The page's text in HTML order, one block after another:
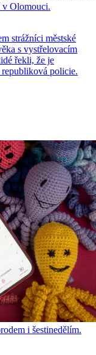
v Olomouci.
strážníci městské
s vystřelovacím
řekli, že je
policie.
i šestinedělím.